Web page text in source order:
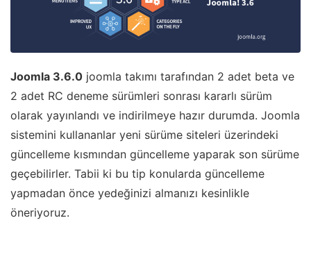
Joomla 3.6.0 joomla takımı tarafından 2 adet beta ve
2 adet RC deneme sürümleri sonrası kararlı sürüm
olarak yayınlandı ve indirilmeye hazır durumda. Joomla
sistemini kullananlar yeni sürüme siteleri üzerindeki
güncelleme kısmından güncelleme yaparak son sürüme
geçebilirler. Tabii ki bu tip konularda güncelleme
yapmadan önce yedeğinizi almanızı kesinlikle
öneriyoruz.